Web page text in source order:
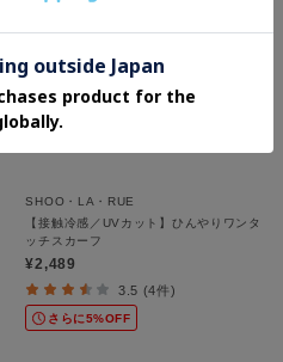
SHOO・LA・RUE
【接触冷感／UVカット】ひんやりワンタ
ッチスカーフ
¥2,489
3.5 (4件)
さらに5%OFF